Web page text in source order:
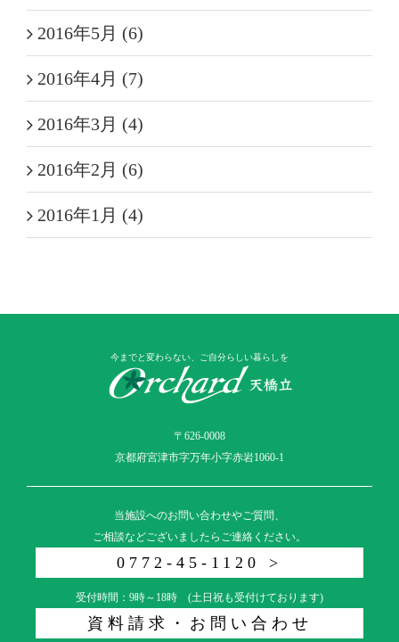
2016年5月 (6)
2016年4月 (7)
2016年3月 (4)
2016年2月 (6)
2016年1月 (4)
今までと変わらない、ご自分らしい暮らしを
〒626-0008
京都府宮津市字万年小字赤岩1060-1
当施設へのお問い合わせやご質問、
ご相談などございましたらご連絡ください。
0772-45-1120 >
受付時間：9時～18時 (土日祝も受付けております)
資料請求・お問い合わせ